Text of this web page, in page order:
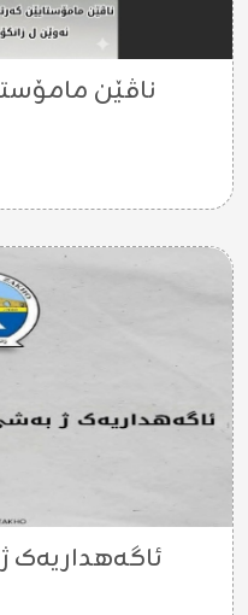
ناڤێن
ئاگەهداریەک